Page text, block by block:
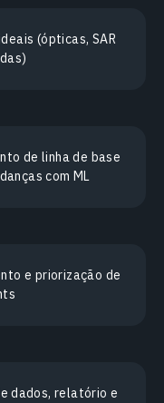
(ópticas, SAR
de linha de base
com ML
e priorização de
dados, relatório e